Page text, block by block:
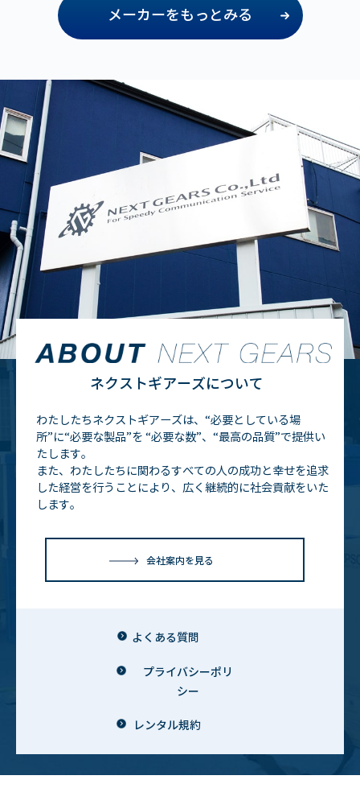
メーカーをもっとみる
ネクストギアーズについて
わたしたちネクストギアーズは、“必要としている場
所”に“必要な製品”を “必要な数”、“最高の品質”で提供い
たします。
また、わたしたちに関わるすべての人の成功と幸せを追求
した経営を行うことにより、広く継続的に社会貢献をいた
します。
会社案内を見る
よくある質問
プライバシーポリ
シー
レンタル規約